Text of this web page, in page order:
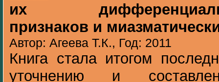
их дифференциально-
признаков и
Автор: Агеева Т.К., Год: 2011
Книга стала итогом
уточнению и